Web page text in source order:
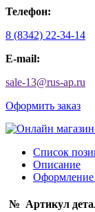
Телефон:
8 (8342) 22-34-14
E-mail:
sale-13@rus-ap.ru
Оформить заказ
Список
Описание
Оформление
№ Артикул